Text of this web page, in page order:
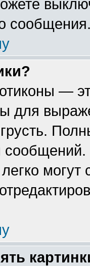
—
для